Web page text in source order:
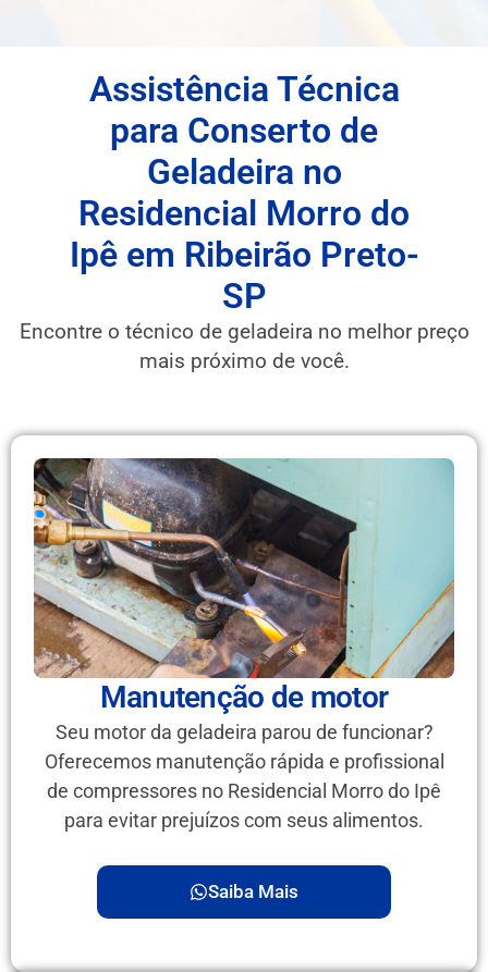
Assistência Técnica
para Conserto de
Geladeira no
Residencial Morro do
Ipê em Ribeirão Preto-
SP
Encontre o técnico de geladeira no melhor preço
mais próximo de você.
Manutenção de motor
Seu motor da geladeira parou de funcionar?
Oferecemos manutenção rápida e profissional
de compressores no Residencial Morro do Ipê
para evitar prejuízos com seus alimentos.
Saiba Mais